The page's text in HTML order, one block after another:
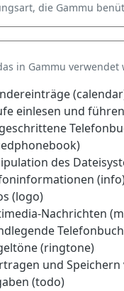
die Gammu
in Gammu
einlesen und
des
(logo)
Nachrichten
(ringtone)
und Speichern
(todo)